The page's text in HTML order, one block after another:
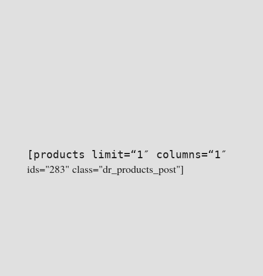
[products limit=“1″ columns=“1″
ids="283" class="dr_products_post"]